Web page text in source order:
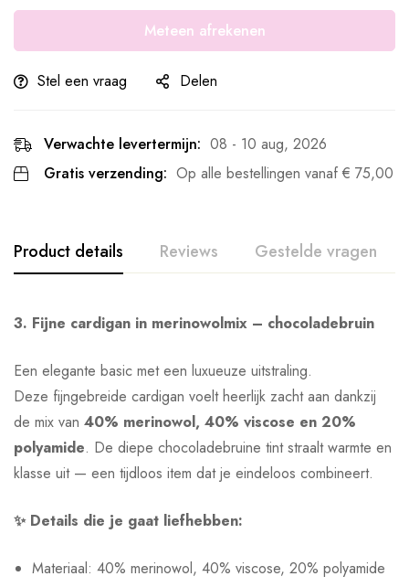
Meteen afrekenen
Stel een vraag Delen
Verwachte levertermijn: 08 - 10 aug, 2026
Gratis verzending: Op alle bestellingen vanaf € 75,00
Product details Reviews Gestelde vragen
3. Fijne cardigan in merinowolmix – chocoladebruin
Een elegante basic met een luxueuze uitstraling.
Deze fijngebreide cardigan voelt heerlijk zacht aan dankzij
de mix van 40% merinowol, 40% viscose en 20%
polyamide. De diepe chocoladebruine tint straalt warmte en
klasse uit — een tijdloos item dat je eindeloos combineert.
✨ Details die je gaat liefhebben:
Materiaal: 40% merinowol, 40% viscose, 20% polyamide